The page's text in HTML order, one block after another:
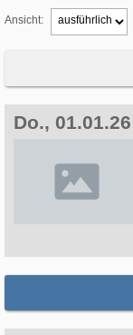
Ansicht:
Do.,